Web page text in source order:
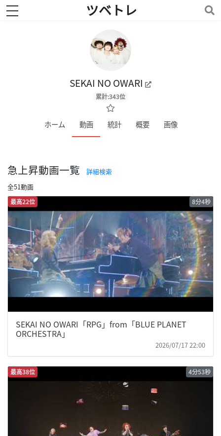
toggle navigation ツベトレ
SEKAI NO OWARI
累計:343位
ホーム 動画 統計 概要 画像
急上昇動画一覧
詳細検索
全51動画
最高22位 8分4秒
SEKAI NO OWARI「RPG」from「BLUE PLANET
ORCHESTRA」
2026/07/17 22:00
最高38位 4分53秒